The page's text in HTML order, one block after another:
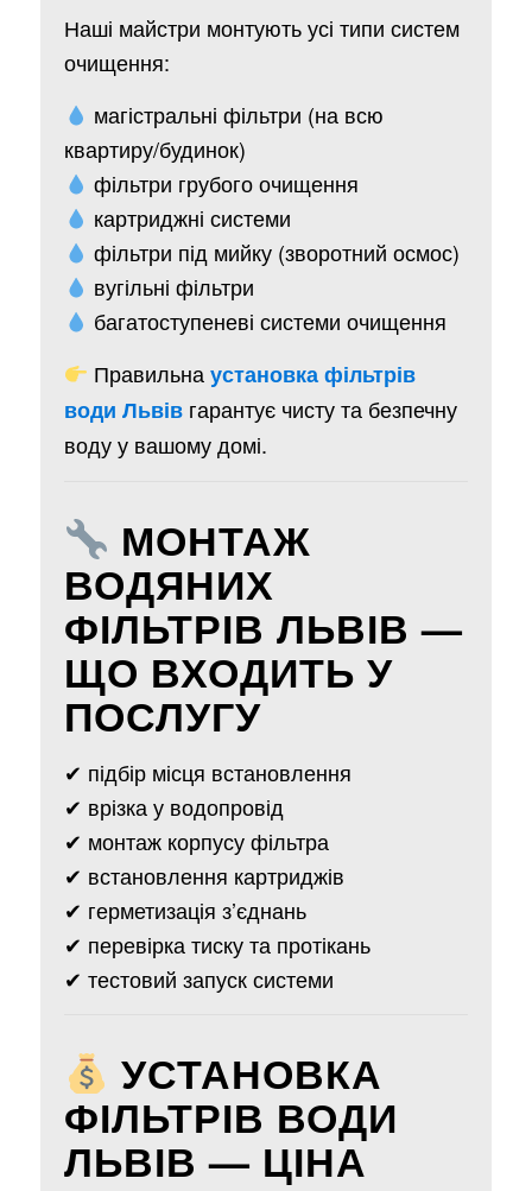
Наші майстри монтують усі типи систем
очищення:
магістральні фільтри (на всю
квартиру/будинок)
фільтри грубого очищення
картриджні системи
фільтри під мийку (зворотний осмос)
вугільні фільтри
багатоступеневі системи очищення
Правильнаустановка фільтрів
води Львівгарантує чисту та безпечну
воду у вашому домі.
МОНТАЖ
ВОДЯНИХ
ФІЛЬТРІВ ЛЬВІВ —
ЩО ВХОДИТЬ У
ПОСЛУГУ
✔ підбір місця встановлення
✔ врізка у водопровід
✔ монтаж корпусу фільтра
✔ встановлення картриджів
✔ герметизація з’єднань
✔ перевірка тиску та протікань
✔ тестовий запуск системи
УСТАНОВКА
ФІЛЬТРІВ ВОДИ
ЛЬВІВ — ЦІНА